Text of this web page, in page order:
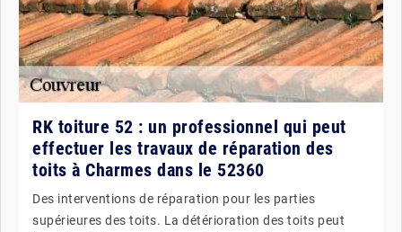
RK toiture 52 : un professionnel qui peut
effectuer les travaux de réparation des
toits à Charmes dans le 52360
Des interventions de réparation pour les parties
supérieures des toits. La détérioration des toits peut